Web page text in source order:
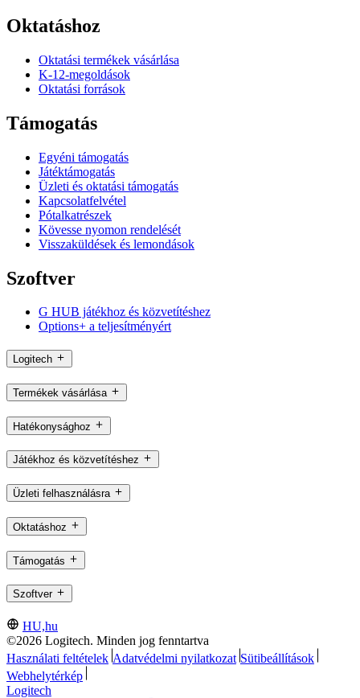
Oktatáshoz
Oktatási termékek vásárlása
K-12-megoldások
Oktatási források
Támogatás
Egyéni támogatás
Játéktámogatás
Üzleti és oktatási támogatás
Kapcsolatfelvétel
Pótalkatrészek
Kövesse nyomon rendelését
Visszaküldések és lemondások
Szoftver
G HUB játékhoz és közvetítéshez
Options+ a teljesítményért
Logitech
Termékek vásárlása
Hatékonysághoz
Játékhoz és közvetítéshez
Üzleti felhasználásra
Oktatáshoz
Támogatás
Szoftver
HU,hu
©2026 Logitech. Minden jog fenntartva
Használati feltételek Adatvédelmi nyilatkozat Sütibeállítások
Webhelytérkép
Logitech